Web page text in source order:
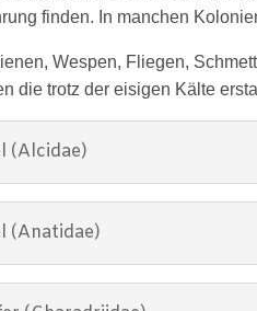
finden. In manchen
Wespen, Fliegen,
die trotz der eisigen Kälte
(Alcidae)
(Anatidae)